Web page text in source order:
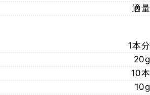
適量
1本分
20g
10本
10g